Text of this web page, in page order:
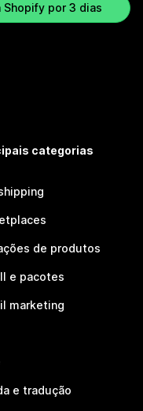
Shopify por 3 dias
categorias
de produtos
e pacotes
marketing
e tradução